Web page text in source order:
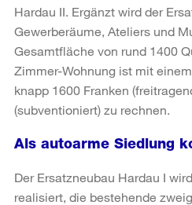
Hardau II. Ergänzt wird der
Gewerberäume, Ateliers und
Gesamtfläche von rund 1400
Zimmer-Wohnung ist mit
knapp 1600 Franken
(subventioniert) zu rechnen.
Als autoarme Siedlung
Der Ersatzneubau Hardau I
realisiert, die bestehende